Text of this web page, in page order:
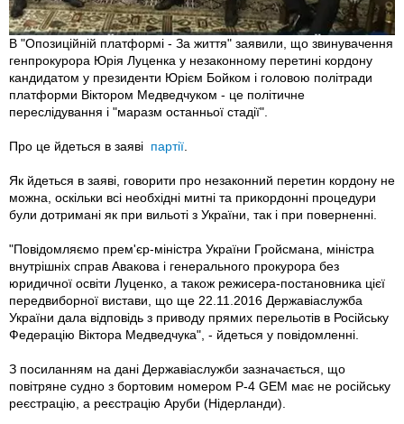
В "Опозиційній платформі - За життя" заявили, що звинувачення
генпрокурора Юрія Луценка у незаконному перетині кордону
кандидатом у президенти Юрієм Бойком і головою політради
платформи Віктором Медведчуком - це політичне
переслідування і "маразм останньої стадії".
Про це йдеться в заяві партії.
Як йдеться в заяві, говорити про незаконний перетин кордону не
можна, оскільки всі необхідні митні та прикордонні процедури
були дотримані як при вильоті з України, так і при поверненні.
"Повідомляємо прем'єр-міністра України Гройсмана, міністра
внутрішніх справ Авакова і генерального прокурора без
юридичної освіти Луценко, а також режисера-постановника цієї
передвиборної вистави, що ще 22.11.2016 Державіаслужба
України дала відповідь з приводу прямих перельотів в Російську
Федерацію Віктора Медведчука", - йдеться у повідомленні.
З посиланням на дані Державіаслужби зазначається, що
повітряне судно з бортовим номером P-4 GEM має не російську
реєстрацію, а реєстрацію Аруби (Нідерланди).